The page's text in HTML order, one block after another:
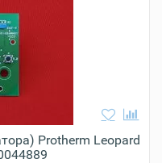
Protherm Leopard